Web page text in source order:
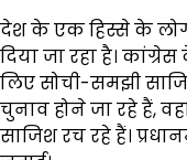
देश के एक हिस्से के
दिया जा रहा है।
लिए सोची-समझी
चुनाव होने जा रहे हैं,
साजिश रच रहे हैं।